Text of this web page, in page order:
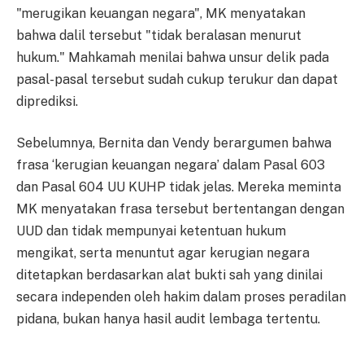
"merugikan keuangan negara", MK menyatakan
bahwa dalil tersebut "tidak beralasan menurut
hukum." Mahkamah menilai bahwa unsur delik pada
pasal-pasal tersebut sudah cukup terukur dan dapat
diprediksi.
Sebelumnya, Bernita dan Vendy berargumen bahwa
frasa ‘kerugian keuangan negara’ dalam Pasal 603
dan Pasal 604 UU KUHP tidak jelas. Mereka meminta
MK menyatakan frasa tersebut bertentangan dengan
UUD dan tidak mempunyai ketentuan hukum
mengikat, serta menuntut agar kerugian negara
ditetapkan berdasarkan alat bukti sah yang dinilai
secara independen oleh hakim dalam proses peradilan
pidana, bukan hanya hasil audit lembaga tertentu.